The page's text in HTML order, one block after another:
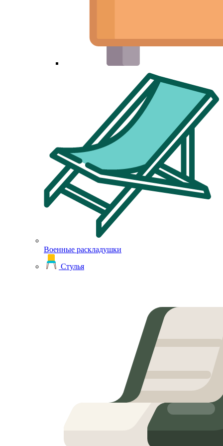
Военные раскладушки
Стулья